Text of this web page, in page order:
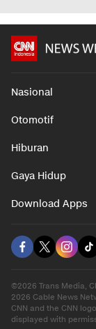
Nasional
Otomotif
Hiburan
Gaya Hidup
Download Apps
©2026 Trans Media,
2026 Cable News
CNN and the CNN
displayed with